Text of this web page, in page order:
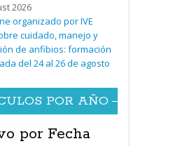
2026
organizado por IVE
cuidado, manejo y
de anfibios: formación
del 24 al 26 de agosto
POR AÑO
por Fecha